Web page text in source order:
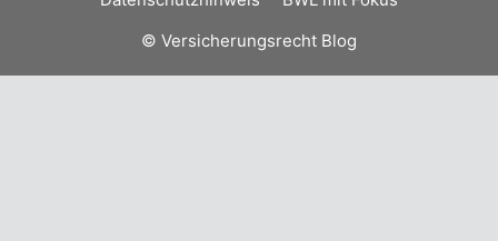
© Versicherungsrecht Blog